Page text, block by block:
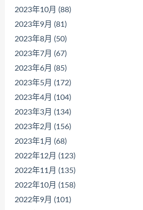
2023年10月 (88)
2023年9月 (81)
2023年8月 (50)
2023年7月 (67)
2023年6月 (85)
2023年5月 (172)
2023年4月 (104)
2023年3月 (134)
2023年2月 (156)
2023年1月 (68)
2022年12月 (123)
2022年11月 (135)
2022年10月 (158)
2022年9月 (101)